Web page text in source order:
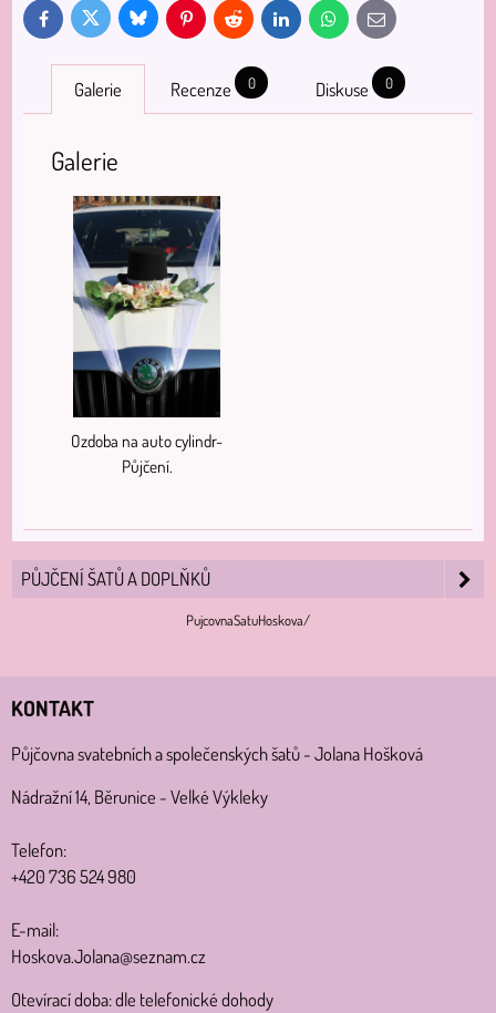
FacebookTwitter Bluesky PinterestReddit LinkedInWhatsApp
E-
mail
Galerie Recenze 0 Diskuse 0
Galerie
Ozdoba na auto cylindr-
Půjčení.
PŮJČENÍ ŠATŮ A DOPLŇKŮ
PujcovnaSatuHoskova/
KONTAKT
Půjčovna svatebních a společenských šatů - Jolana Hošková
Nádražní 14, Běrunice - Velké Výkleky
Telefon:
+420 736 524 980
E-mail:
Hoskova.Jolana@seznam.cz
Otevírací doba: dle telefonické dohody